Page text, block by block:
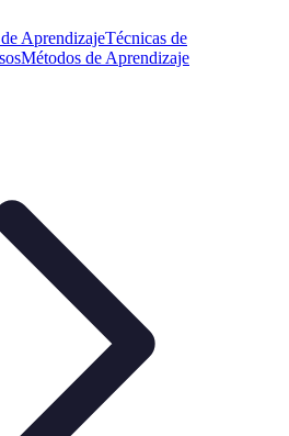
AprendizajeTécnicas de
Métodos de Aprendizaje